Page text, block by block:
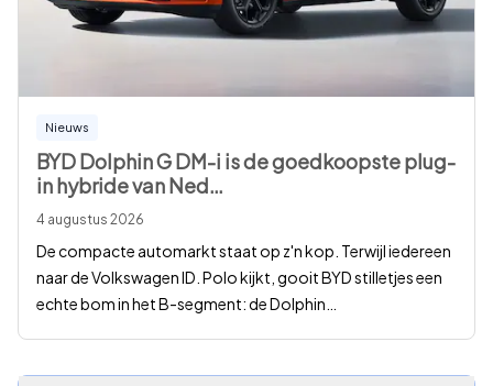
Nieuws
BYD Dolphin G DM-i is de goedkoopste plug-
in hybride van Ned…
4 augustus 2026
De compacte automarkt staat op z'n kop. Terwijl iedereen
naar de Volkswagen ID. Polo kijkt, gooit BYD stilletjes een
echte bom in het B-segment: de Dolphin